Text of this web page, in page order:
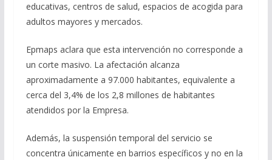
educativas, centros de salud, espacios de acogida para
adultos mayores y mercados.
Epmaps aclara que esta intervención no corresponde a
un corte masivo. La afectación alcanza
aproximadamente a 97.000 habitantes, equivalente a
cerca del 3,4% de los 2,8 millones de habitantes
atendidos por la Empresa.
Además, la suspensión temporal del servicio se
concentra únicamente en barrios específicos y no en la